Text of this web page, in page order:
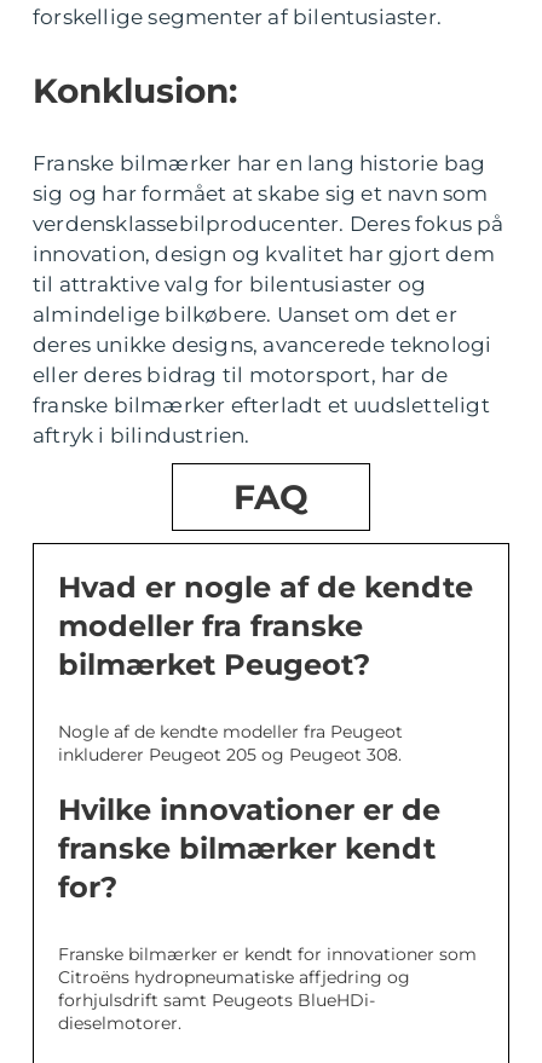
forskellige segmenter af bilentusiaster.
Konklusion:
Franske bilmærker har en lang historie bag
sig og har formået at skabe sig et navn som
verdensklassebilproducenter. Deres fokus på
innovation, design og kvalitet har gjort dem
til attraktive valg for bilentusiaster og
almindelige bilkøbere. Uanset om det er
deres unikke designs, avancerede teknologi
eller deres bidrag til motorsport, har de
franske bilmærker efterladt et uudsletteligt
aftryk i bilindustrien.
FAQ
Hvad er nogle af de kendte
modeller fra franske
bilmærket Peugeot?
Nogle af de kendte modeller fra Peugeot
inkluderer Peugeot 205 og Peugeot 308.
Hvilke innovationer er de
franske bilmærker kendt
for?
Franske bilmærker er kendt for innovationer som
Citroëns hydropneumatiske affjedring og
forhjulsdrift samt Peugeots BlueHDi-
dieselmotorer.